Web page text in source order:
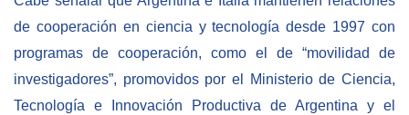
de cooperación en ciencia y tecnología desde 1997 con
programas de cooperación, como el de “movilidad de
investigadores”, promovidos por el Ministerio de Ciencia,
Tecnología e Innovación Productiva de Argentina y el